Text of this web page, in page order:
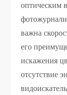
оптическим
важна
его
искажения
отсутствие